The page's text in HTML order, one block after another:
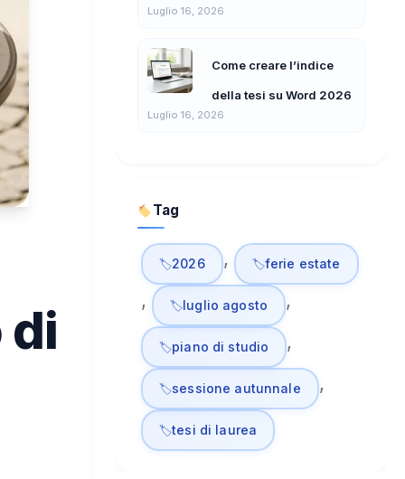
di
Luglio 16, 2026
Come creare l’indice
della tesi su Word 2026
Luglio 16, 2026
Tag
2026 , ferie estate
, luglio agosto ,
piano di studio ,
sessione autunnale ,
tesi di laurea